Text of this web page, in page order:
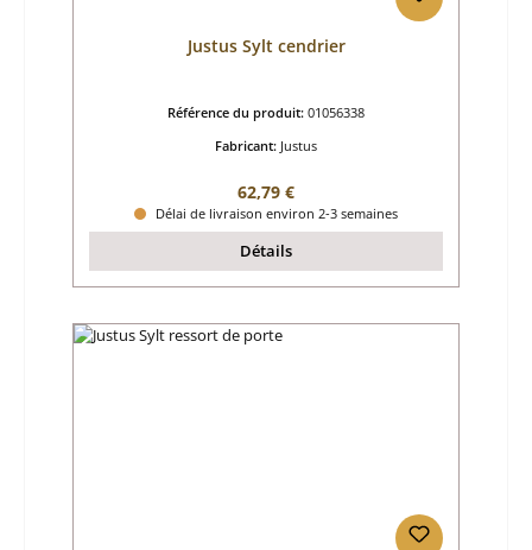
Justus Sylt cendrier
Référence du produit: 01056338
Fabricant: Justus
Prix régulier :
62,79 €
Délai de livraison environ 2-3 semaines
Détails